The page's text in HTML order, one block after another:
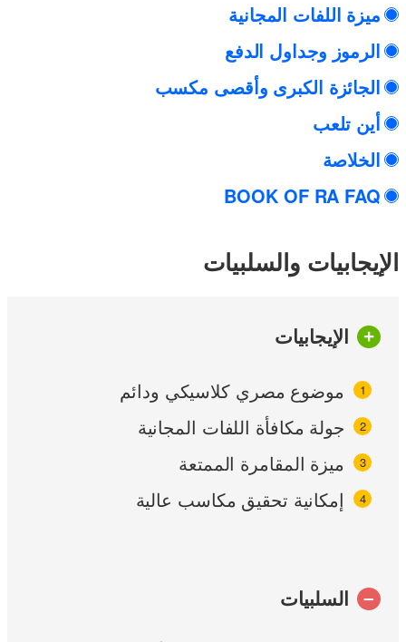
ميزة اللفات المجانية
الرموز وجداول الدفع
الجائزة الكبرى وأقصى مكسب
أين تلعب
الخلاصة
BOOK OF RA FAQ
الإيجابيات والسلبيات
الإيجابيات
موضوع مصري كلاسيكي ودائم
جولة مكافأة اللفات المجانية
ميزة المقامرة الممتعة
إمكانية تحقيق مكاسب عالية
السلبيات